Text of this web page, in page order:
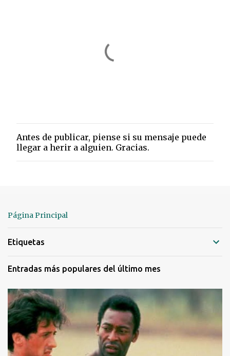
P
u
b
r
u
c
m
e
t
a
r
i
o
Antes de publicar, piense si su mensaje puede
llegar a herir a alguien. Gracias.
Página Principal
Etiquetas
Entradas más populares del último mes